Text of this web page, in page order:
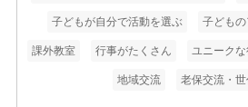
子どもが自分で活動を選ぶ 子ども
課外教室 行事がたくさん ユニーク
地域交流 老保交流・